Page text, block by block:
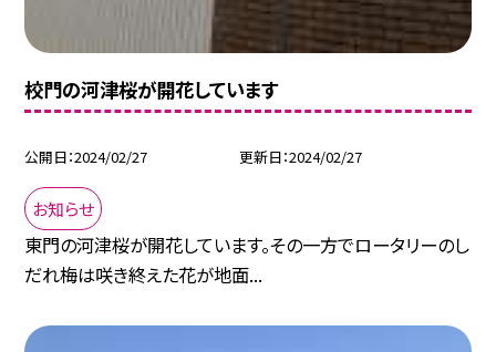
校門の河津桜が開花しています
公開日 2024/02/27 更新日 2024/02/27
お知らせ
東門の河津桜が開花しています。その一方でロータリーのし
だれ梅は咲き終えた花が地面...